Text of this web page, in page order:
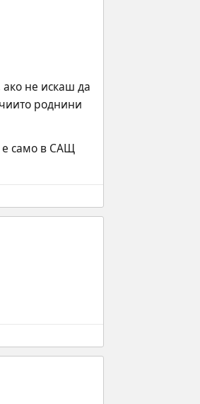
не искаш да
роднини
е само в САЩ